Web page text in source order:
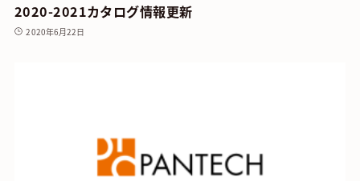
2020-2021カタログ情報更新
2020年6月22日